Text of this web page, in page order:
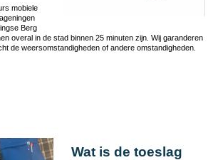
mobiele
Berg
overal in de stad binnen 25 minuten zijn. Wij garanderen
de weersomstandigheden of andere omstandigheden.
Wat is de toeslag